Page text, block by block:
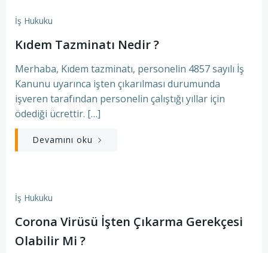
İş Hukuku
Kıdem Tazminatı Nedir ?
Merhaba, Kıdem tazminatı, personelin 4857 sayılı İş
Kanunu uyarınca işten çıkarılması durumunda
işveren tarafından personelin çalıştığı yıllar için
ödediği ücrettir. […]
Devamını oku
İş Hukuku
Corona Virüsü İşten Çıkarma Gerekçesi
Olabilir Mi ?